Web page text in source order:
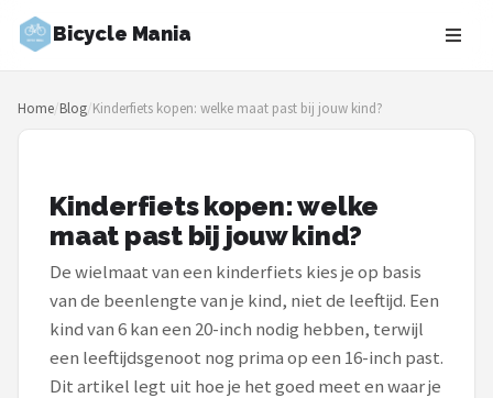
Bicycle Mania
Zoeken
NAVIGATIE
Merken
Blog
Fietsroutes
Kinderfietsen
Home/Blog/Kinderfiets kopen: welke maat past bij jouw kind?
Kinderfiets kopen: welke
maat past bij jouw kind?
De wielmaat van een kinderfiets kies je op basis
van de beenlengte van je kind, niet de leeftijd. Een
kind van 6 kan een 20-inch nodig hebben, terwijl
een leeftijdsgenoot nog prima op een 16-inch past.
Dit artikel legt uit hoe je het goed meet en waar je